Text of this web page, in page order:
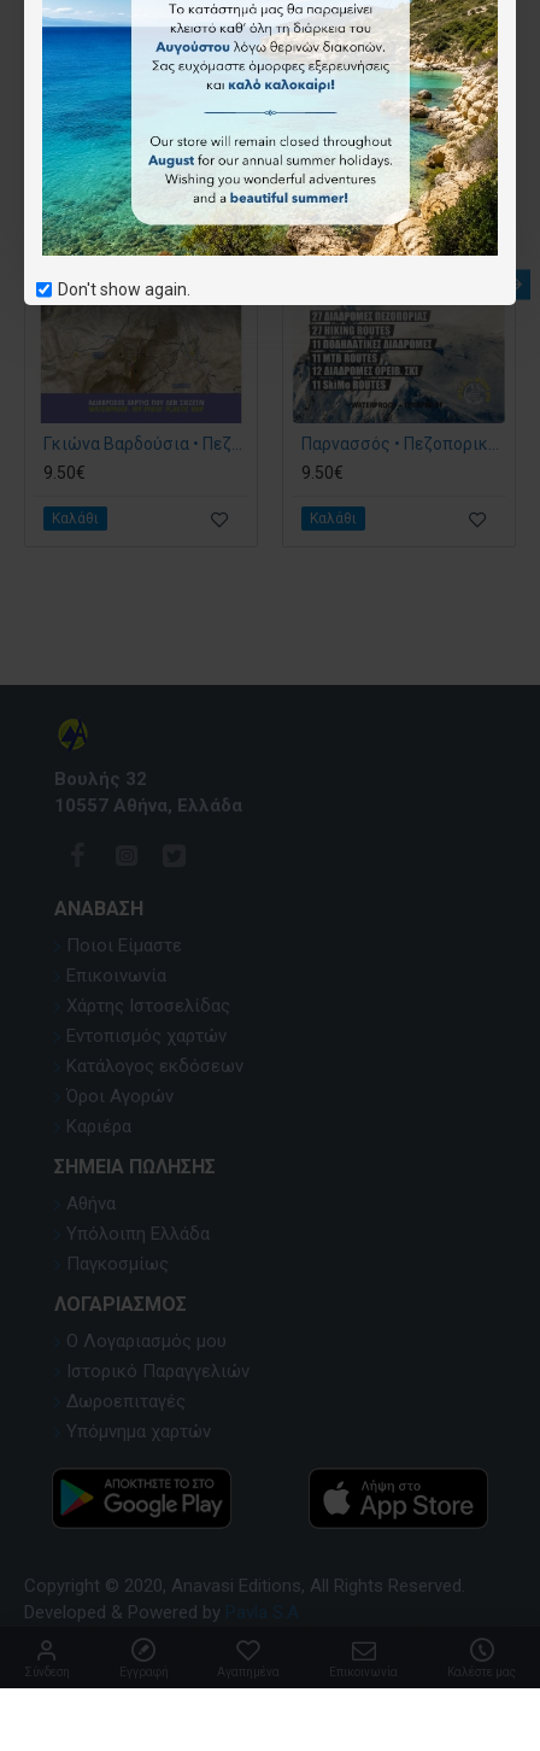
Don't show again.
9.50€
Καλάθι
9.50€
Καλάθι
Βουλής 32
10557 Αθήνα, Ελλάδα
ΑΝΆΒΑΣΗ
Ποιοι Είμαστε
Επικοινωνία
Χάρτης Ιστοσελίδας
Εντοπισμός χαρτών
Κατάλογος εκδόσεων
Όροι Αγορών
Καριέρα
ΣΗΜΕΊΑ ΠΏΛΗΣΗΣ
Αθήνα
Υπόλοιπη Ελλάδα
Παγκοσμίως
ΛΟΓΑΡΙΑΣΜΌΣ
Ο Λογαριασμός μου
Ιστορικό Παραγγελιών
Δωροεπιταγές
Υπόμνημα χαρτών
Copyright © 2020, Anavasi Editions, All Rights Reserved.
Developed & Powered by
Σύνδεση Εγγραφή Αγαπημένα Επικοινωνία Καλέστε μας